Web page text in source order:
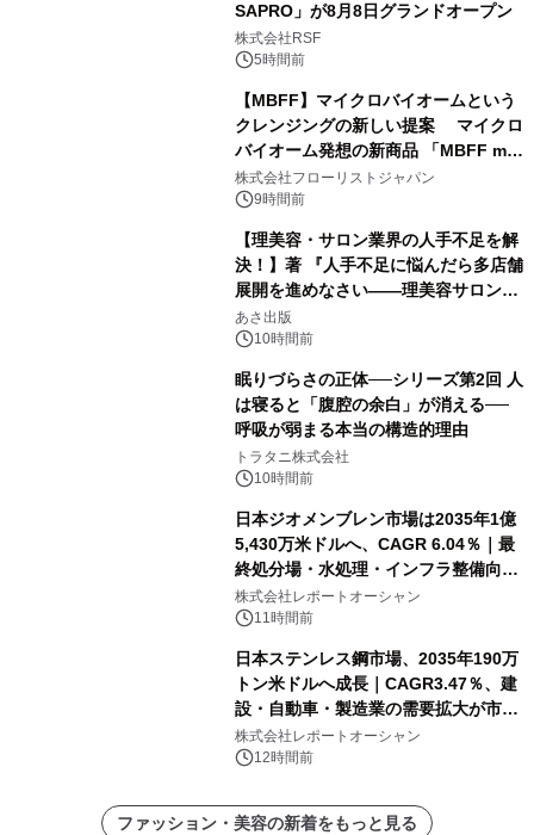
SAPRO」が8月8日グランドオープン
株式会社RSF
5時間前
【MBFF】マイクロバイオームという
クレンジングの新しい提案 マイクロ
バイオーム発想の新商品 「MBFF mb
クレンジングPRO」を2026年8月6日
発売
株式会社フローリストジャパン
9時間前
【理美容・サロン業界の人手不足を解
決！】著 『人手不足に悩んだら多店舗
展開を進めなさい――理美容サロン
「多店舗展開」の教科書』2026年8月
24日（月）発売
あさ出版
10時間前
眠りづらさの正体──シリーズ第2回 人
は寝ると「腹腔の余白」が消える──
呼吸が弱まる本当の構造的理由
トラタニ株式会社
10時間前
日本ジオメンブレン市場は2035年1億
5,430万米ドルへ、CAGR 6.04％｜最
終処分場・水処理・インフラ整備向け
需要拡大
株式会社レポートオーシャン
11時間前
日本ステンレス鋼市場、2035年190万
トン米ドルへ成長｜CAGR3.47％、建
設・自動車・製造業の需要拡大が市場
を牽引
株式会社レポートオーシャン
12時間前
ファッション・美容の新着をもっと見る